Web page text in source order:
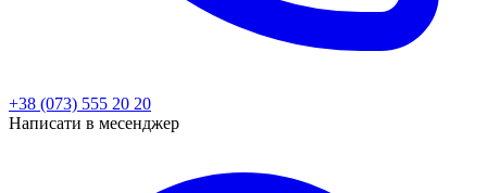
+38 (073) 555 20 20
Написати в месенджер